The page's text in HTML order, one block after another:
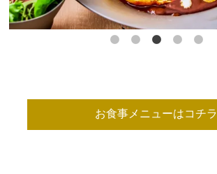
お食事メニューはコチラ